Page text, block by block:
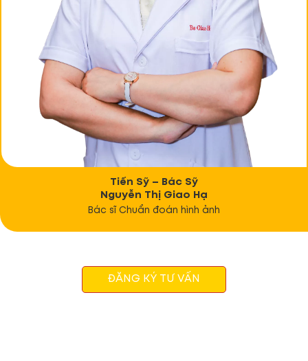
Tiến Sỹ – Bác Sỹ
Nguyễn Thị Giao Hạ
Bác sĩ Chuẩn đoán hình ảnh
ĐĂNG KÝ TƯ VẤN